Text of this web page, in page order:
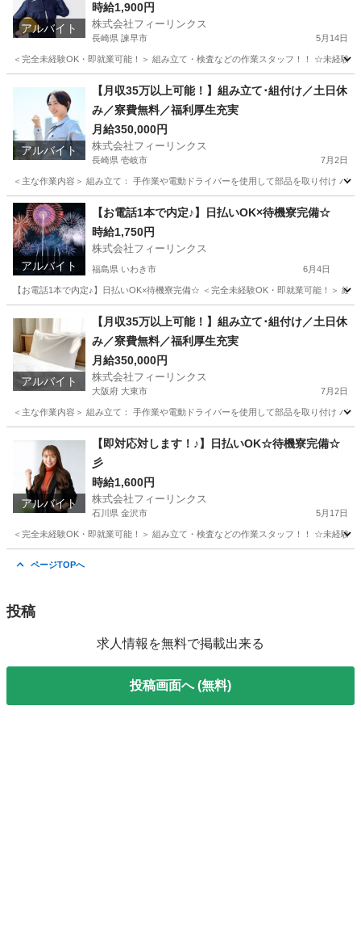
アルバイト
時給1,900円
株式会社フィーリンクス
長崎県 諫早市 5月14日
＜完全未経験OK・即就業可能！＞ 組み立て・検査などの作業スタッフ！！ ☆未経
軽作業 時給
アルバイト
【月収35万以上可能！】組み立て･組付け／土日休
み／寮費無料／福利厚生充実
月給350,000円
株式会社フィーリンクス
長崎県 壱岐市 7月2日
＜主な作業内容＞ 組み立て： 手作業や電動ドライバーを使用して部品を取り付け バ
長崎 壱岐市 工場 電動
アルバイト
【お電話1本で内定♪】日払いOK×待機寮完備☆
時給1,750円
株式会社フィーリンクス
福島県 いわき市 6月4日
【お電話1本で内定♪】日払いOK×待機寮完備☆ ＜完全未経験OK・即就業可能！＞
工場 時給
アルバイト
【月収35万以上可能！】組み立て･組付け／土日休
み／寮費無料／福利厚生充実
月給350,000円
株式会社フィーリンクス
大阪府 大東市 7月2日
＜主な作業内容＞ 組み立て： 手作業や電動ドライバーを使用して部品を取り付け バ
工場 電動
アルバイト
【即対応対します！♪】日払いOK☆待機寮完備☆
彡
時給1,600円
株式会社フィーリンクス
石川県 金沢市 5月17日
＜完全未経験OK・即就業可能！＞ 組み立て・検査などの作業スタッフ！！ ☆未経
ページTOPへ
投稿
求人情報を無料で掲載出来る
投稿画面へ (無料)